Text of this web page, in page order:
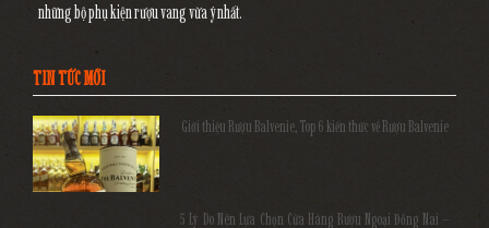
những bộ phụ kiện rượu vang vừa ý nhất.
TIN TỨC MỚI
Giới thiệu Rượu Balvenie, Top 6 kiến thức về Rượu Balvenie
5 Lý Do Nên Lựa Chọn Cửa Hàng Rượu Ngoại Đồng Nai –